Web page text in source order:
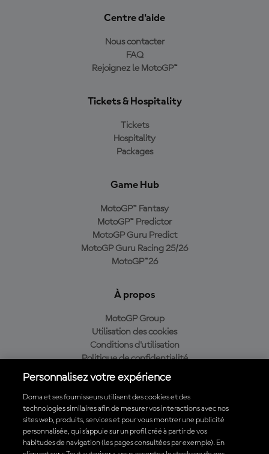
Centre d'aide
Nous contacter
FAQ
Rejoignez le MotoGP™
Tickets & Hospitality
Tickets
Hospitality
Packages
Game Hub
MotoGP™ Fantasy
MotoGP™ Predictor
MotoGP Guru Predict
MotoGP Guru Racing 25/26
MotoGP™26
À propos
MotoGP Group
Utilisation des cookies
Conditions d'utilisation
Politique de confidentialité
Politique d’achat
Télécharger l'appli officielle du MotoGP™
Personnalisez votre expérience
Dorna et ses fournisseurs utilisent des cookies et des
technologies similaires afin de mesurer vos interactions avec nos
sites web, produits, services et pour vous montrer une publicité
personnalisée, qui s’appuie sur un profil créé à partir de vos
habitudes de navigation (les pages consultées par exemple). En